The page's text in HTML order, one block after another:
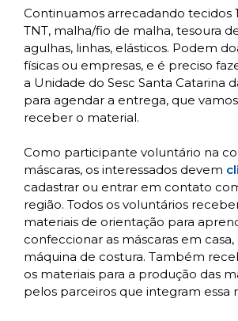
Continuamos arrecadando tecidos
TNT, malha/fio de malha, tesoura
agulhas, linhas, elásticos. Podem
físicas ou empresas, e é preciso
a Unidade do Sesc Santa Catarina
para agendar a entrega, que
receber o material.
Como participante voluntário na
máscaras, os interessados devem
cadastrar ou entrar em contato
região. Todos os voluntários
materiais de orientação para
confeccionar as máscaras em
máquina de costura. Também
os materiais para a produção das
pelos parceiros que integram essa